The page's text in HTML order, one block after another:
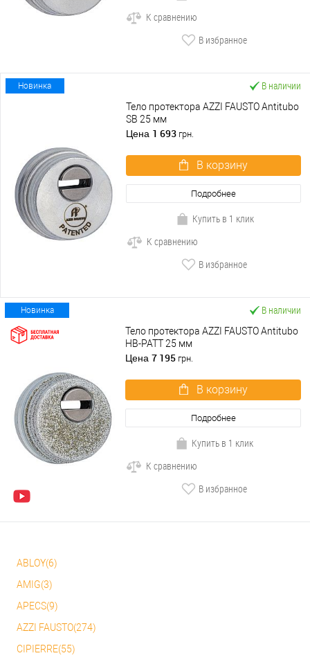
К сравнению
В избранное
Новинка В наличии
Тело протектора AZZI FAUSTO Antitubo
SB 25 мм
Цена 1 693 грн.
В корзину
Подробнее
Купить в 1 клик
К сравнению
В избранное
Новинка В наличии
Тело протектора AZZI FAUSTO Antitubo
HB-PATT 25 мм
Цена 7 195 грн.
В корзину
Подробнее
Купить в 1 клик
К сравнению
В избранное
ABLOY(6)
AMIG(3)
APECS(9)
AZZI FAUSTO(274)
CIPIERRE(55)